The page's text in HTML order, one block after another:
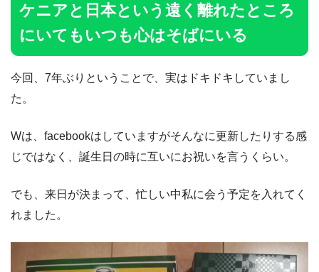
ケニアと日本という遠く離れたところ
にいてもいつも心はそばにいる
今回、7年ぶりということで、実はドキドキしていまし
た。
Wは、facebookはしていますがそんなに更新したりする感
じではなく、誕生日の時に互いにお祝いを言うくらい。
でも、来日が決まって、忙しい中私に会う予定を入れてく
れました。